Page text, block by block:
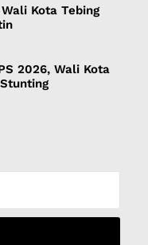
Kota Tebing
2026, Wali Kota